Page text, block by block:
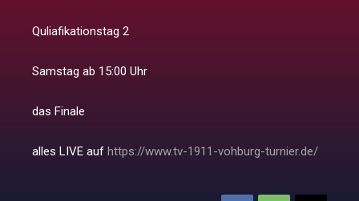
Quliafikationstag 2
Samstag ab 15:00 Uhr
das Finale
alles LIVE auf https://www.tv-1911-vohburg-turnier.de/